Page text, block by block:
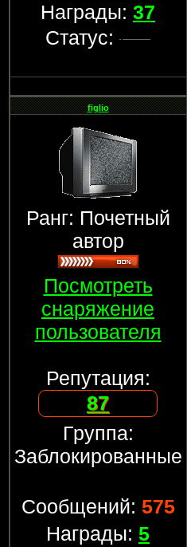
Награды: 37
Статус:
figlio
Ранг: Почетный
автор
Посмотреть
снаряжение
пользователя
Репутация:
87
Группа:
Заблокированные
Сообщений: 575
Награды: 5